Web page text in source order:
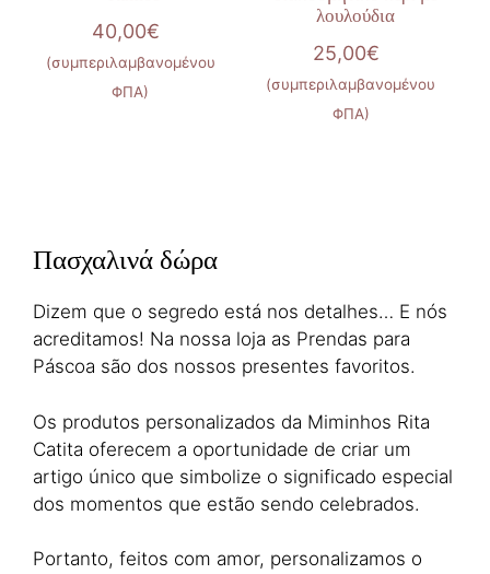
40,00€
(συμπεριλαμβανομένου
ΦΠΑ)
λουλούδια
25,00€
(συμπεριλαμβανομένου
ΦΠΑ)
Πασχαλινά δώρα
Dizem que o segredo está nos detalhes… E nós
acreditamos! Na nossa loja as Prendas para
Páscoa são dos nossos presentes favoritos.
Os produtos personalizados da Miminhos Rita
Catita oferecem a oportunidade de criar um
artigo único que simbolize o significado especial
dos momentos que estão sendo celebrados.
Portanto, feitos com amor, personalizamos o